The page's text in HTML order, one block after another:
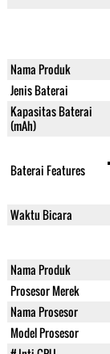
Nama Produk
Jenis Baterai
Kapasitas Baterai
(mAh)
Baterai Features
Waktu Bicara
Nama Produk
Prosesor Merek
Nama Prosesor
Model Prosesor